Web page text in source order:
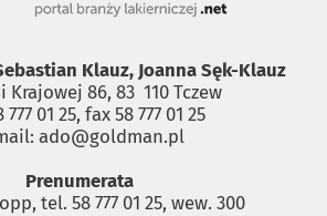
Klauz, Joanna Sęk-Klauz
Krajowej 86, 83 ­ 110 Tczew
01 25, fax 58 777 01 25
ado@goldman.pl
Prenumerata
tel. 58 777 01 25, wew. 300